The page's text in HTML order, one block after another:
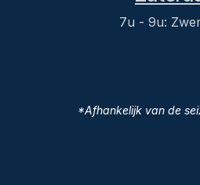
7u - 9u:
*Afhankelijk van de